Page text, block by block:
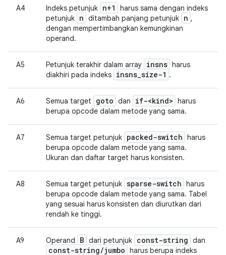
A4 Indeks petunjuk n+1
harus sama dengan indeks
petunjuk n ditambah panjang petunjuk n ,
dengan mempertimbangkan kemungkinan
operand.
A5 Petunjuk terakhir dalam array insns harus
diakhiri pada indeks insns_size-1 .
A6 Semua target goto dan if-<kind> harus
berupa opcode dalam metode yang sama.
A7 Semua target petunjuk packed-switch harus
berupa opcode dalam metode yang sama.
Ukuran dan daftar target harus konsisten.
A8 Semua target petunjuk sparse-switch harus
berupa opcode dalam metode yang sama. Tabel
yang sesuai harus konsisten dan diurutkan dari
rendah ke tinggi.
A9 Operand B dari petunjuk const-string dan
const-string/jumbo harus berupa indeks